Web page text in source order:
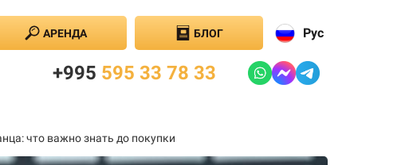
АРЕНДА БЛОГ Рус
+995 595 33 78 33
что важно знать до покупки